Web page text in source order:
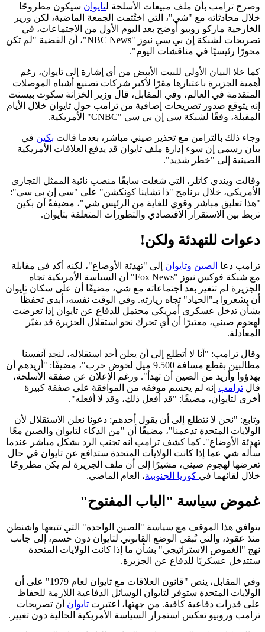
وصرح ترامب بأن ملف مبيعات الأسلحة لتايوانسيكون مطروحًا
خلال محادثاته مع "شي"، التي اختُتمت الجمعة الماضية، لكن وزير
الخارجية ماركو روبيو أوضح بعد اليوم الأول من الاجتماعات، في
تصريحات لشبكة إن بي سي نيوز "NBC News"، أن القضية "لم تكن
محورًا رئيسيًا في مناقشات اليوم".
كما خلا البيان الأولي للبيت الأبيض من أي إشارة إلى تايوان، رغم
أهمية الجزيرة باعتبارها مقرًا لأكبر شركات تصنيع أشباه الموصلات
المتقدمة في العالم، وفي المقابل، قال وزير الخزانة سكوت بيسنت
إنه يتوقع صدور تصريحات إضافية من ترامب حول تايوان خلال الأيام
المقبلة، وفقًا لشبكة سي إن بي سي "CNBC" الأمريكية.
وجاء ذلك بالتزامن مع تحذير صيني مباشر، بعدما قالت بكينفي
بيان رسمي إن سوء إدارة ملف تايوان قد يدفع العلاقات الأمريكية
الصينية إلى "خطر شديد".
وقالت ويندي كاتلر، التي شغلت سابقًا منصب نائبة الممثل التجاري
الأمريكي، خلال برنامج "ذا تشاينا كونكشن" على "سي إن بي سي":
"هذا تعليق مباشر وقوي للغاية من الرئيس شي"، مضيفةً أن بكين
تربط بين الاستقرار الاقتصادي والتطورات المتعلقة بتايوان.
دعوات للتهدئة ولكن!
ترامب دعا الصين وتايوانإلى "تهدئة الأوضاع"، لكنه أكد في مقابلة
مع شبكة فوكس نيوز "Fox News" أن السياسة الأمريكية تجاه
الجزيرة لم تتغير بعد اجتماعاته مع شي، مضيفًا أن على سكان تايوان
أن يشعروا بـ"الحياد" تجاه زيارته. وفي الوقت نفسه، أبدى تحفظًا
بشأن تدخل عسكري أمريكي محتمل للدفاع عن تايوان إذا تعرضت
لهجوم صيني، معتبرًا أن أي تحرك نحو استقلال الجزيرة قد يغيّر
المعادلة.
وقال ترامب: "أنا لا أتطلع إلى أن يعلن أحد استقلاله، لنجد أنفسنا
مطالبين بقطع مسافة 9.500 ميل لخوض حرب"، مضيفًا: "أريدهم أن
يهدؤوا وأريد من الصين أن تهدأ". ورغم الإعلان عن صفقة الأسلحة،
قال ترامبإنه لم يحسم موقفه من الموافقة على صفقة كبيرة
أخرى لتايوان، مضيفًا: "قد أفعل ذلك، وقد لا أفعله".
وتابع: "نحن لا نتطلع إلى أن يقول أحدهم: دعونا نعلن الاستقلال لأن
الولايات المتحدة تدعمنا"، مضيفًا أن "من الذكاء لتايوان والصين معًا
تهدئة الأوضاع". كما كشف ترامب أنه تجنب الرد بشكل مباشر عندما
سأله شي عما إذا كانت الولايات المتحدة ستدافع عن تايوان في حال
تعرضها لهجوم صيني، مشيرًا إلى أن ملف الجزيرة لم يكن مطروحًا
خلال لقائهما فيكوريا الجنوبية، العام الماضي.
غموض سياسة "الباب المفتوح"
يتوافق هذا الموقف مع سياسة "الصين الواحدة" التي تتبعها واشنطن
منذ عقود، والتي تُبقي الوضع القانوني لتايوان دون حسم، إلى جانب
نهج "الغموض الاستراتيجي" بشأن ما إذا كانت الولايات المتحدة
ستتدخل عسكريًا للدفاع عن الجزيرة.
وفي المقابل، ينص "قانون العلاقات مع تايوان لعام 1979" على أن
الولايات المتحدة ستوفر لتايوان الوسائل الدفاعية اللازمة للحفاظ
على قدرات دفاعية كافية. من جهتها، اعتبرت تايوانأن تصريحات
ترامب وروبيو تعكس استمرار السياسة الأمريكية الحالية دون تغيير.